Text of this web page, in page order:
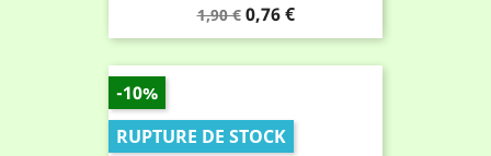
Prix
de
1,90 € Prix
0,76 €
-10%
RUPTURE DE STOCK